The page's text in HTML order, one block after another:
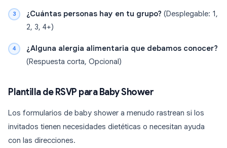
¿Cuántas personas hay en tu grupo? (Desplegable: 1,
2, 3, 4+)
¿Alguna alergia alimentaria que debamos conocer?
(Respuesta corta, Opcional)
Plantilla de RSVP para Baby Shower
Los formularios de baby shower a menudo rastrean si los
invitados tienen necesidades dietéticas o necesitan ayuda
con las direcciones.